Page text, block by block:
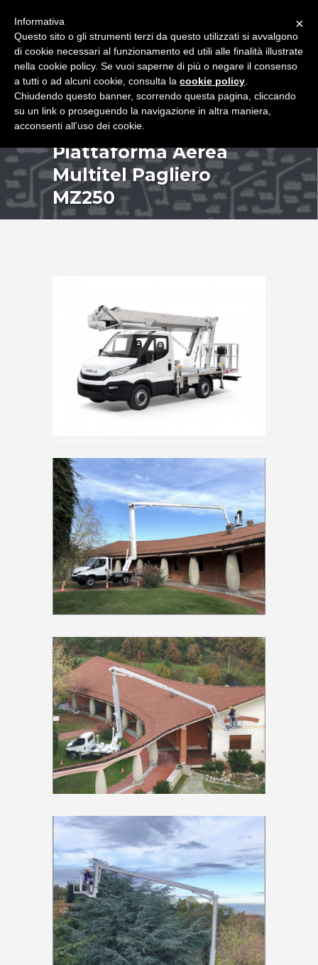
Piattaforma Aerea
Multitel Pagliero
MZ250
×
Informativa
Questo sito o gli strumenti terzi da questo utilizzati si avvalgono
di cookie necessari al funzionamento ed utili alle finalità illustrate
nella cookie policy. Se vuoi saperne di più o negare il consenso
a tutti o ad alcuni cookie, consulta la cookie policy
Chiudendo questo banner, scorrendo questa pagina, cliccando
su un link o proseguendo la navigazione in altra maniera,
acconsenti all’uso dei cookie.